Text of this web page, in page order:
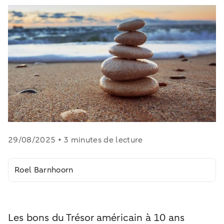
29/08/2025 • 3 minutes de lecture
Roel Barnhoorn
Les bons du Trésor américain à 10 ans